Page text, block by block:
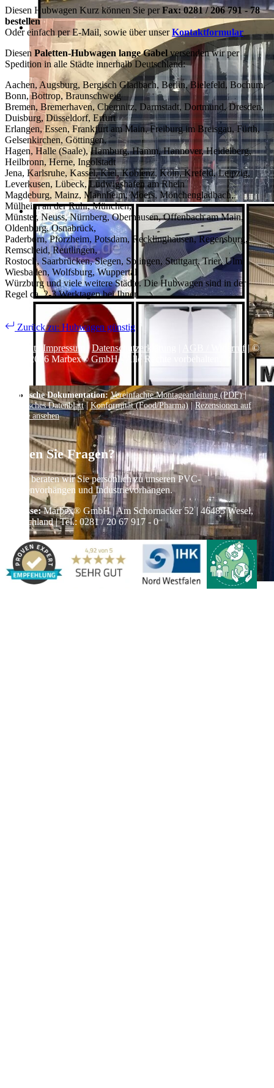
Diesen Hubwagen Kurz können Sie perFax: 0281 / 206 791 - 78
bestellen
Oder einfach per E-Mail, sowie über unserKontaktformular
Diesen Paletten-Hubwagen lange Gabelversenden wir per
Spedition in alle Städte innerhalb Deutschland:
Aachen, Augsburg, Bergisch Gladbach, Berlin, Bielefeld, Bochum,
Bonn, Bottrop, Braunschweig
Bremen, Bremerhaven, Chemnitz, Darmstadt, Dortmund, Dresden,
Duisburg, Düsseldorf, Erfurt
Erlangen, Essen, Frankfurt am Main, Freiburg im Breisgau, Fürth,
Gelsenkirchen, Göttingen,
Hagen, Halle (Saale), Hamburg, Hamm, Hannover, Heidelberg,
Heilbronn, Herne, Ingolstadt
Jena, Karlsruhe, Kassel, Kiel, Koblenz, Köln, Krefeld, Leipzig,
Leverkusen, Lübeck, Ludwigshafen am Rhein
Magdeburg, Mainz, Mannheim, Moers, Mönchengladbach,
Mülheim an der Ruhr, München,
Münster, Neuss, Nürnberg, Oberhausen, Offenbach am Main,
Oldenburg, Osnabrück,
Paderborn, Pforzheim, Potsdam, Recklinghausen, Regensburg,
Remscheid, Reutlingen,
Rostock, Saarbrücken, Siegen, Solingen, Stuttgart, Trier, Ulm,
Wiesbaden, Wolfsburg, Wuppertal
Würzburg und viele weitere Städte. Die Hubwagen sind in der
Regel ca. 2-3 Werktagen bei Ihnen.
Zurück zu: Hubwagen günstig
Kontakt
Impressum |Datenschutzerklärung AGB / Widerruf | ©
2026 Marbex® GmbH - Alle Rechte vorbehalten.
Technische Dokumentation: Vereinfachte Montageanleitung (PDF)|
Technisches Datenblatt|Konformität (Food/Pharma)|Rezensionen auf
Google ansehen
Haben Sie Fragen?
Gerne beraten wir Sie persönlich zu unseren PVC-
Streifenvorhängen und Industrievorhängen.
Adresse:Marbex® GmbH | Am Schornacker 52 | 46485 Wesel,
Deutschland | Tel.: 0281 / 20 67 917 - 0